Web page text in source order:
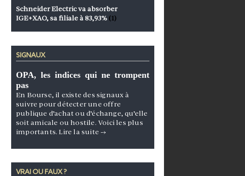
Schneider Electric va absorber
IGE+XAO, sa filiale à 83,93% (1)
SIGNAUX
OPA, les indices qui ne trompent
pas
En Bourse, il existe des signaux à
suivre pour détecter une offre
publique d’achat ou d’échange, qu’elle
soit amicale ou hostile. Voici les plus
importants.Lire la suite →
VRAI OU FAUX ?